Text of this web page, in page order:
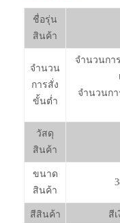
ชื่อรุ่น
สินค้า
จำนวน
การสั่ง
ขั้นต่ำ
จำนวนกา
จำนวนก
วัสดุ
สินค้า
ขนาด
สินค้า
สีสินค้า สี